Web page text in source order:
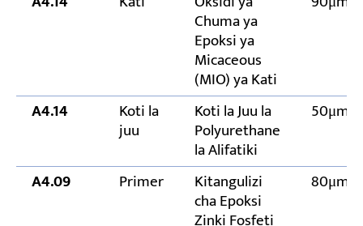
Chuma ya
Epoksi ya
Micaceous
(MIO) ya Kati
A4.14 Koti la
juu
Koti la Juu la
Polyurethane
la Alifatiki
50μm
A4.09 Primer Kitangulizi
cha Epoksi
Zinki Fosfeti
80μm